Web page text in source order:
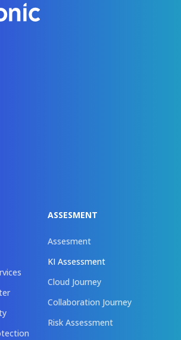
ASSESMENT
Assesment
KI Assessment
Cloud Journey
Collaboration Journey
Risk Assessment